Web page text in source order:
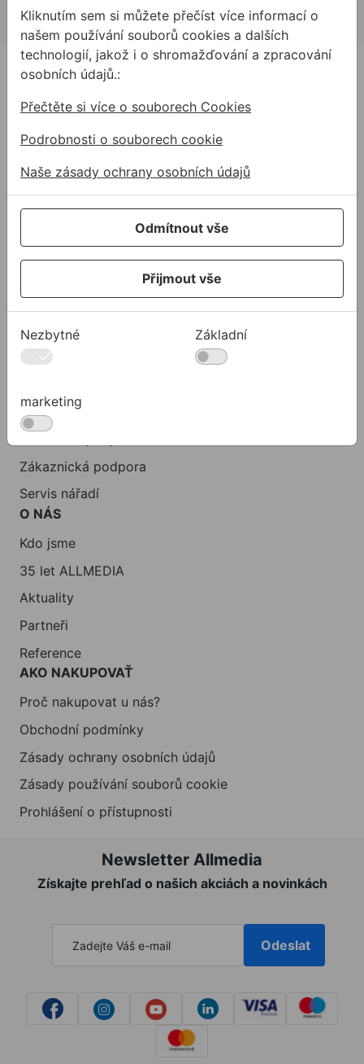
allmediasro (po-ne 7-22 h)
PRODUKTY
Řešení
O nás
PODPORA
Ke stažení
Rady a tipy
KONTAKTY
Kancelář
Zákaznická podpora
Servis nářadí
O NÁS
Kdo jsme
35 let ALLMEDIA
Aktuality
Partneři
Reference
AKO NAKUPOVAŤ
Proč nakupovat u nás?
Obchodní podmínky
Zásady ochrany osobních údajů
Zásady používání souborů cookie
Prohlášení o přístupnosti
Newsletter Allmedia
Získajte prehľad o našich akciách a novinkách
Odeslat
Kliknutím sem si můžete přečíst více informací o
našem používání souborů cookies a dalších
technologií, jakož i o shromažďování a zpracování
osobních údajů.:
Přečtěte si více o souborech Cookies
Podrobnosti o souborech cookie
Naše zásady ochrany osobních údajů
Odmítnout vše
Přijmout vše
Nezbytné Základní
marketing